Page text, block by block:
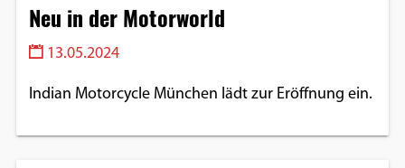
Neu in der Motorworld
13.05.2024
Indian Motorcycle München lädt zur Eröffnung ein.